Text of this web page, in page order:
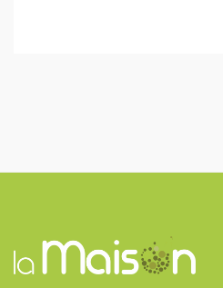
a
o
n